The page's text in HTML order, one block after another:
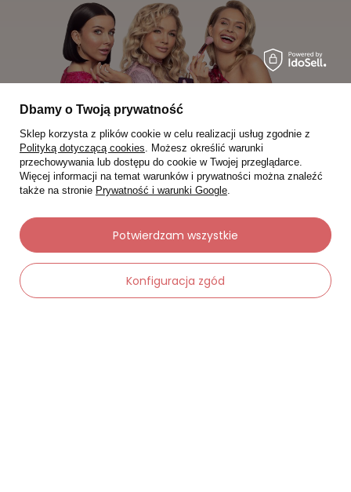
Moje zamówienia
Status zamówienia
Śledzenie przesyłki
Dbamy o Twoją prywatność
Sklep korzysta z plików cookie w celu realizacji usług zgodnie z
Polityką dotyczącą cookies. Możesz określić warunki
przechowywania lub dostępu do cookie w Twojej przeglądarce.
Więcej informacji na temat warunków i prywatności można znaleźć
także na stronie Prywatność i warunki Google.
Konfiguracja zgód
Potwierdzam wszystkie